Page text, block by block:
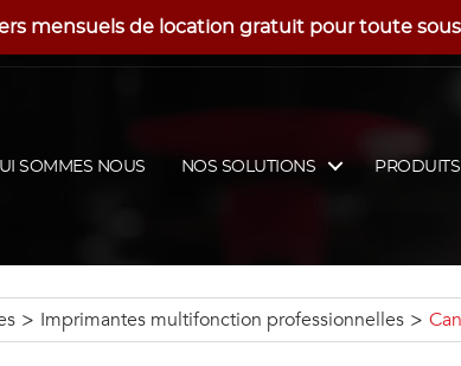
mensuels de location gratuit pour toute
SOMMES NOUS NOS SOLUTIONS PRODUITS
> Imprimantes multifonction professionnelles >